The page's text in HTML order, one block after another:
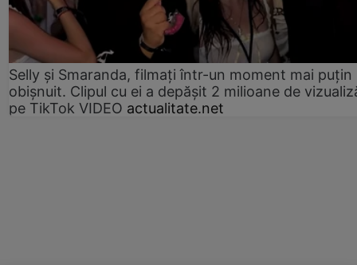
Selly și Smaranda, filmați într-un moment mai puțin
obișnuit. Clipul cu ei a depășit 2 milioane de
pe TikTok VIDEO actualitate.net